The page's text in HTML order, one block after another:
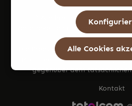
* Alle Preise inkl. gesetzl.
und ggf.
anders
Die Produktfotos können
Monitoreinstellungen
gegenüber dem
Kontakt
Alle Cookies